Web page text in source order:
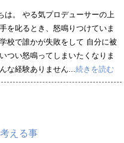
は。 やる気プロデューサーの上
を叱るとき、怒鳴りつけていま
校で誰かが失敗をして 自分に被
つい怒鳴ってしまいたくなりま
な経験ありません... 続きを読む
える事